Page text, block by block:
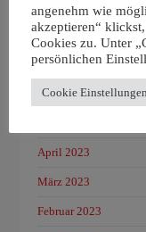
SR EditorzuRT-
SARS-CoV-2 abzielt,
empfohlenen RT-PCR-
Archiv
April 2023
März 2023
Februar 2023
angenehm wie
akzeptieren“
Cookies zu. Unter
persönlichen
Cookie Einstellungen